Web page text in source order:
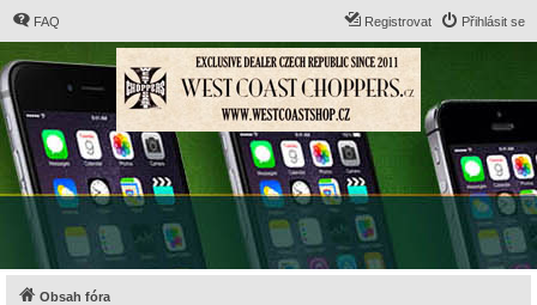
FAQ Přihlásit se
Registrovat
Obsah fóra